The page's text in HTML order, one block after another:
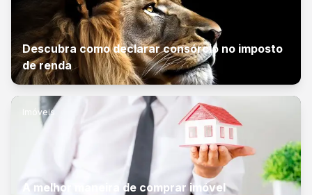
Descubra como declarar consórcio no imposto
de renda
Imóveis
A melhor maneira de comprar imóvel